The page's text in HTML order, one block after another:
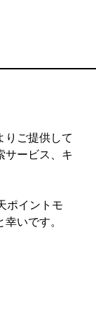
りご提供して
サービス、キ
ポイントモ
いです。